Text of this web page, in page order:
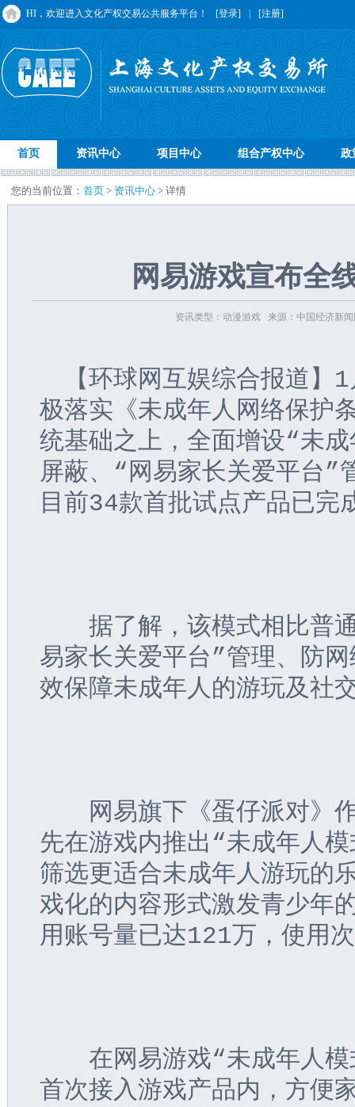
HI，欢迎进入文化产权交易公共服务平台！ [登录] [注册]
首页 资讯中心 项目中心 组合产权中心 政
您的当前位置： 首页 > 资讯中心 > 详情
网易游戏宣布全
资讯类型：动漫游戏 来源：中国经济新
【环球网互娱综合报道】
极落实《未成年人网络保护
统基础之上，全面增设“未
屏蔽、“网易家长关爱平台”
目前34款首批试点产品已完
据了解，该模式相比普通
易家长关爱平台”管理、防
效保障未成年人的游玩及社
网易旗下《蛋仔派对》作
先在游戏内推出“未成年人
筛选更适合未成年人游玩的
戏化的内容形式激发青少年
用账号量已达121万，使用
在网易游戏“未成年人模
首次接入游戏产品内，方便